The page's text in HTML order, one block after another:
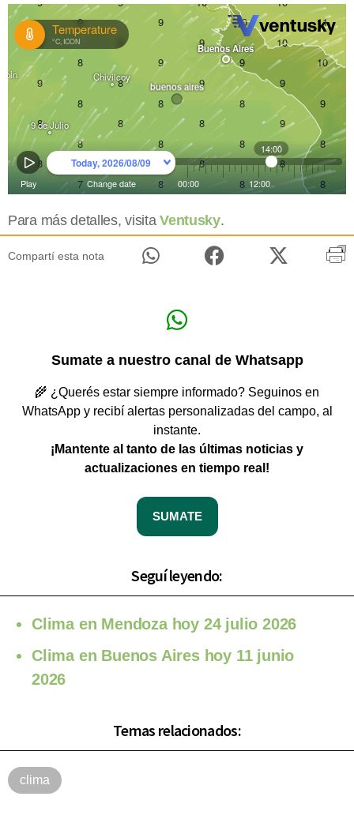
Para más detalles, visitaVentusky.
Compartí esta nota
Sumate a nuestro canal de Whatsapp
🌾 ¿Querés estar siempre informado? Seguinos en
WhatsApp y recibí alertas personalizadas del campo, al
instante.
¡Mantente al tanto de las últimas noticias y
actualizaciones en tiempo real!
SUMATE
Seguí leyendo:
Clima en Mendoza hoy 24 julio 2026
Clima en Buenos Aires hoy 11 junio
2026
Temas relacionados:
clima